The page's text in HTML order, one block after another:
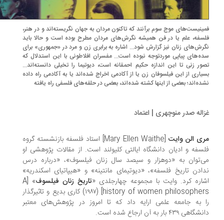
موج سوم برآنند که تاکنون مردان به جهان نگریسته‌اند و در هنر،
علم یا در فن همیشه نگرش‌های مردان مطرح بوده است و حالا باید
زنان نیز گزارش شود... اشاره به برابری زن و مرد در «جمهوری» برای
پیاپی موردتوجه نبوده است... مفسران افلاطونی با این استدلال که
زنی تا این اندازه حکیم احمقانه است، دیوتیما را تخیلی دانسته‌اند...
از این فیلسوفان زن یا از آکادمی اخراج شده‌اند یا به آکادمی راه داده
بعضی از اینها کشته شده‌اند، بعضی در حلقه‌های فلسفی راه یافته
صدر منوچهری | اعتماد
الن وایت
[Mary Ellen Waithe] استاد فلسفه بازنشسته گروه
و ادیان دانشگاه ایالتی کلیولند است. از مقالات پژوهشی او
به «دوهزار و سیصد سال زنان فیلسوف»، «درباره درس
تاریخ فلسفه»، «دیوتیمای مانتینه» و «هیپاتیای اسکندریه»
کرد. وایت با مجموعه چهارجلدی «تاریخ زنان فیلسوف
» [A
history of women philosophers] (۱۹۸۷) کاری بدیع و تاثیرگذار
به جامعه علمی ارایه داد که تا امروز در پژوهش‌های معتبر
۴۳۹ بار به آن ارجاع شده است.